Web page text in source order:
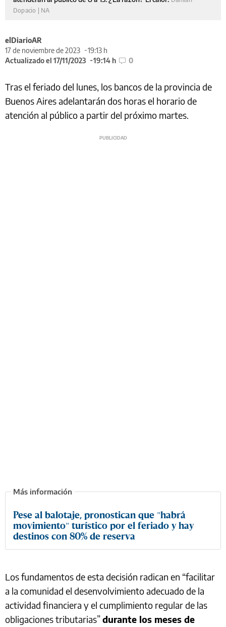
Dopacio | NA
elDiarioAR
17 de noviembre de 2023
19:13 h
Actualizado el 17/11/2023
19:14 h 0
Tras el feriado del lunes, los bancos de la provincia de
Buenos Aires adelantarán dos horas el horario de
atención al público a partir del próximo martes.
Pese al balotaje, pronostican que "habrá
movimiento" turístico por el feriado y hay
destinos con 80% de reserva
Los fundamentos de esta decisión radican en “facilitar
a la comunidad el desenvolvimiento adecuado de la
actividad financiera y el cumplimiento regular de las
obligaciones tributarias”durante los meses de